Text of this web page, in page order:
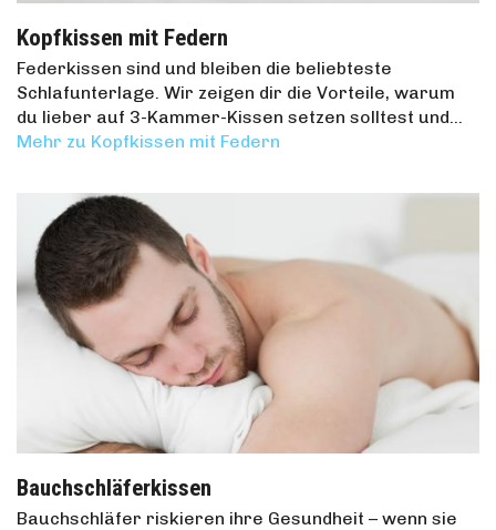
Kopfkissen mit Federn
Federkissen sind und bleiben die beliebteste
Schlafunterlage. Wir zeigen dir die Vorteile, warum
du lieber auf 3-Kammer-Kissen setzen solltest und…
Mehr zu Kopfkissen mit Federn
Bauchschläferkissen
Bauchschläfer riskieren ihre Gesundheit – wenn sie